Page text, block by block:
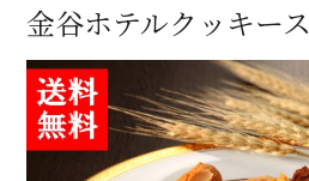
金谷ホテルクッキース